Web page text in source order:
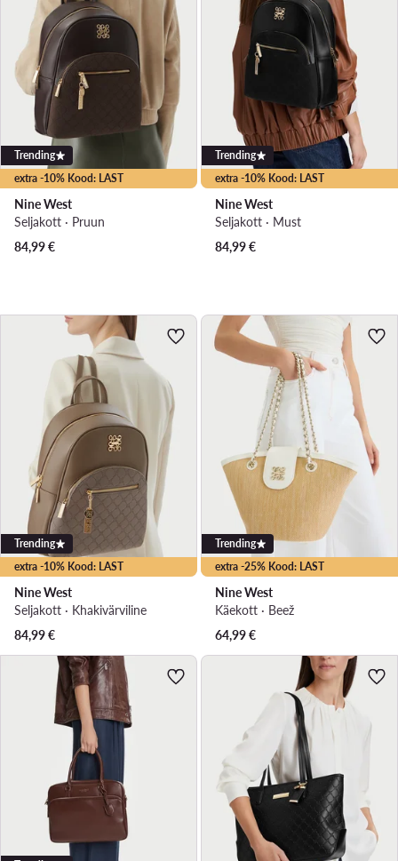
extra -10% Kood: LAST
Trending
Nine West
Seljakott · Pruun
84,99€
extra -10% Kood: LAST
Trending
Nine West
Seljakott · Must
84,99€
extra -10% Kood: LAST
Trending
Nine West
Seljakott · Khakivärviline
84,99€
extra -25% Kood: LAST
Trending
Nine West
Käekott · Beež
64,99€